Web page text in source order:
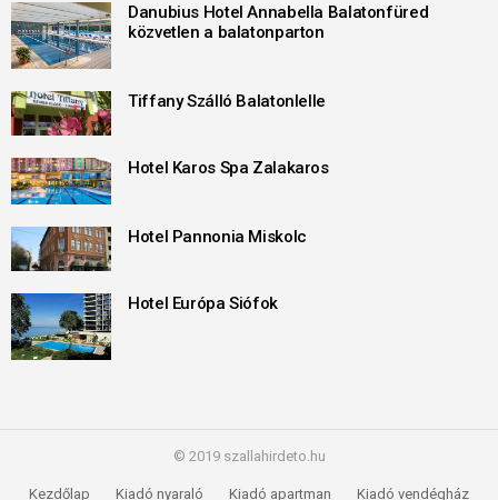
Danubius Hotel Annabella Balatonfüred
közvetlen a balatonparton
Tiffany Szálló Balatonlelle
Hotel Karos Spa Zalakaros
Hotel Pannonia Miskolc
Hotel Európa Siófok
© 2019 szallahirdeto.hu
Kezdőlap Kiadó nyaraló Kiadó apartman Kiadó vendégház